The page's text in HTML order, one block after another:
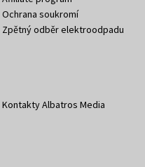
Ochrana soukromí
Zpětný odběr elektroodpadu
Kontakty Albatros Media